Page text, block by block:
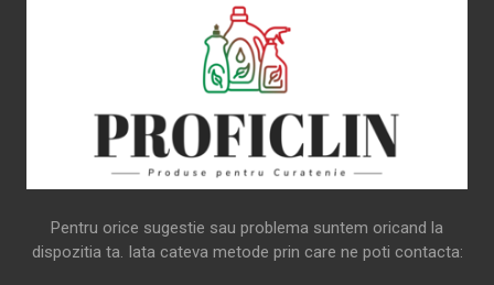
Pentru orice sugestie sau problema suntem oricand la
dispozitia ta. Iata cateva metode prin care ne poti contacta: